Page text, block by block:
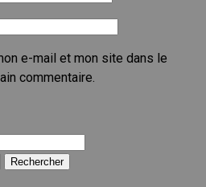
e-mail et mon site dans le
commentaire.